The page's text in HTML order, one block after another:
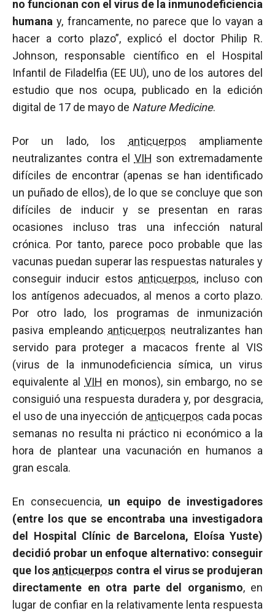
no funcionan con el virus de la inmunodeficiencia
humanay, francamente, no parece que lo vayan a
hacer a corto plazo”, explicó el doctor Philip R.
Johnson, responsable científico en el Hospital
Infantil de Filadelfia (EE UU), uno de los autores del
estudio que nos ocupa, publicado en la edición
digital de 17 de mayo de Nature Medicine.
Por un lado, los anticuerpos ampliamente
neutralizantes contra el VIH son extremadamente
difíciles de encontrar (apenas se han identificado
un puñado de ellos), de lo que se concluye que son
difíciles de inducir y se presentan en raras
ocasiones incluso tras una infección natural
crónica. Por tanto, parece poco probable que las
vacunas puedan superar las respuestas naturales y
conseguir inducir estos anticuerpos, incluso con
los antígenos adecuados, al menos a corto plazo.
Por otro lado, los programas de inmunización
pasiva empleando anticuerpos neutralizantes han
servido para proteger a macacos frente al VIS
(virus de la inmunodeficiencia símica, un virus
equivalente al VIH en monos), sin embargo, no se
consiguió una respuesta duradera y, por desgracia,
el uso de una inyección de anticuerpos cada pocas
semanas no resulta ni práctico ni económico a la
hora de plantear una vacunación en humanos a
gran escala.
En consecuencia, un equipo de investigadores
(entre los que se encontraba una investigadora
del Hospital Clínic de Barcelona, Eloísa Yuste)
decidió probar un enfoque alternativo: conseguir
que los anticuerpos contra el virus se produjeran
directamente en otra parte del organismo, en
lugar de confiar en la relativamente lenta respuesta